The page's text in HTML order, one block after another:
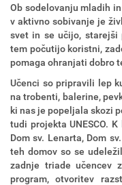
Ob sodelovanju mladih
v aktivno sobivanje je
svet in se učijo, starejši
tem počutijo koristni,
pomaga ohranjati dobro
Učenci so pripravili lep
na trobenti, balerine,
ki nas je popeljala skozi
tudi projekta UNESCO.
Dom sv. Lenarta, Dom
teh domov so se
zadnje triade učencev
program, otvoritev